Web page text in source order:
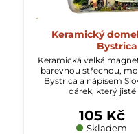
Keramický
Bystrica
Keramická velká
barevnou střechou,
Bystrica a nápisem
dárek, který jistě
Skladem
105 Kč